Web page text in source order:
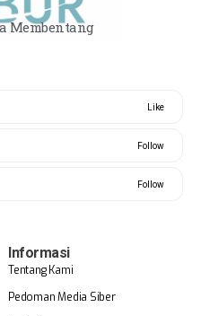
Membentang
Like
Follow
Follow
Informasi
Tentang Kami
Pedoman Media Siber